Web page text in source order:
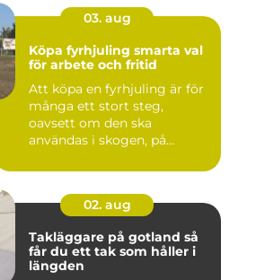
03. aug
Köpa fyrhjuling smarta val
för arbete och fritid
Att köpa en fyrhjuling är för
många ett stort steg,
oavsett om den ska
användas i skogen, på
02. aug
Takläggare på gotland så
får du ett tak som håller i
längden